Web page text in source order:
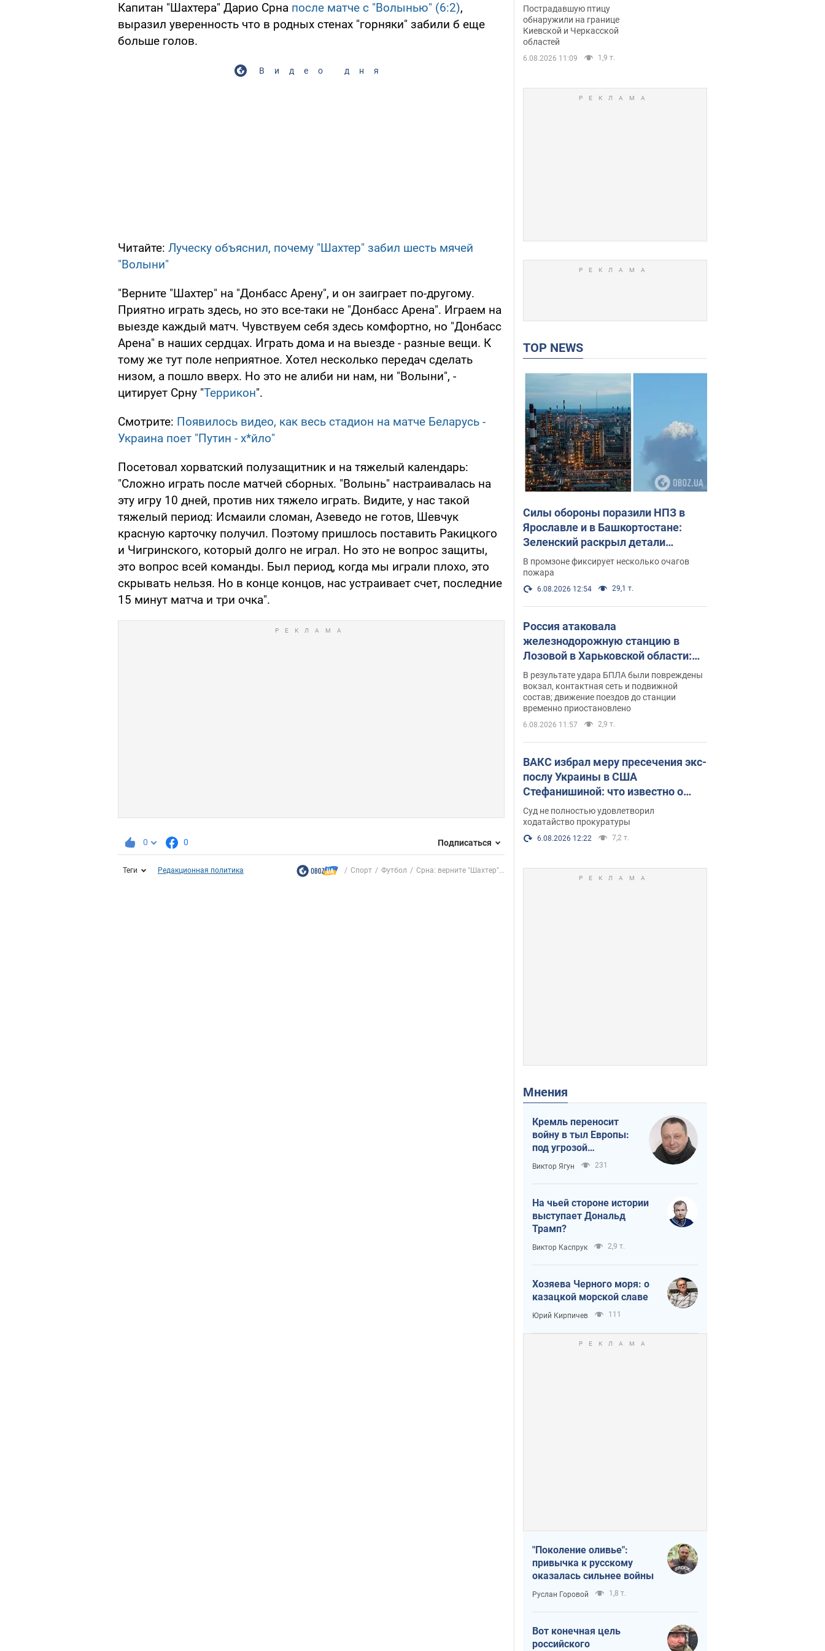
Капитан "Шахтера" Дарио Срна после матче с "Волынью" (6:2),
выразил уверенность что в родных стенах "горняки" забили б еще
больше голов.
Видео дня
Читайте: Луческу объяснил, почему "Шахтер" забил шесть мячей
"Волыни"
"Верните "Шахтер" на "Донбасс Арену", и он заиграет по-другому.
Приятно играть здесь, но это все-таки не "Донбасс Арена". Играем на
выезде каждый матч. Чувствуем себя здесь комфортно, но "Донбасс
Арена" в наших сердцах. Играть дома и на выезде - разные вещи. К
тому же тут поле неприятное. Хотел несколько передач сделать
низом, а пошло вверх. Но это не алиби ни нам, ни "Волыни", -
цитирует Срну "Террикон".
Смотрите: Появилось видео, как весь стадион на матче Беларусь -
Украина поет "Путин - х*йло"
Посетовал хорватский полузащитник и на тяжелый календарь:
"Сложно играть после матчей сборных. "Волынь" настраивалась на
эту игру 10 дней, против них тяжело играть. Видите, у нас такой
тяжелый период: Исмаили сломан, Азеведо не готов, Шевчук
красную карточку получил. Поэтому пришлось поставить Ракицкого
и Чигринского, который долго не играл. Но это не вопрос защиты,
это вопрос всей команды. Был период, когда мы играли плохо, это
скрывать нельзя. Но в конце концов, нас устраивает счет, последние
15 минут матча и три очка".
0 0 Подписаться
Теги Редакционная политика Спорт Футбол Срна: верните "Шахтер"...
нетипичный маршрут.
Фото
Пострадавшую птицу
обнаружили на границе
Киевской и Черкасской
областей
6.08.2026 11:09 1,9 т.
TOP NEWS
Силы обороны поразили НПЗ в
Ярославле и в Башкортостане:
Зеленский раскрыл детали
операции. Фото и видео
В промзоне фиксирует несколько очагов
пожара
6.08.2026 12:54 29,1 т.
Россия атаковала
железнодорожную станцию в
Лозовой в Харьковской области:
есть погибшие и раненые
В результате удара БПЛА были повреждены
вокзал, контактная сеть и подвижной
состав; движение поездов до станции
временно приостановлено
6.08.2026 11:57 2,9 т.
ВАКС избрал меру пресечения экс-
послу Украины в США
Стефанишиной: что известно о
деле
Суд не полностью удовлетворил
ходатайство прокуратуры
6.08.2026 12:22 7,2 т.
Мнения
Кремль переносит
войну в тыл Европы:
под угрозой
критическая
логистика
Виктор Ягун 231
На чьей стороне истории
выступает Дональд
Трамп?
Виктор Каспрук 2,9 т.
Хозяева Черного моря: о
казацкой морской славе
Юрий Кирпичев 111
"Поколение оливье":
привычка к русскому
оказалась сильнее войны
Руслан Горовой 1,8 т.
Вот конечная цель
российского